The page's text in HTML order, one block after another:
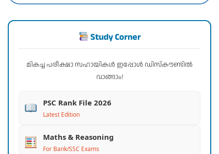
Study Corner
മികച്ച പരീക്ഷാ സഹായികൾ ഇപ്പോൾ ഡിസ്കൗണ്ടിൽ
വാങ്ങാം!
PSC Rank File 2026
Latest Edition
Maths & Reasoning
For Bank/SSC Exams